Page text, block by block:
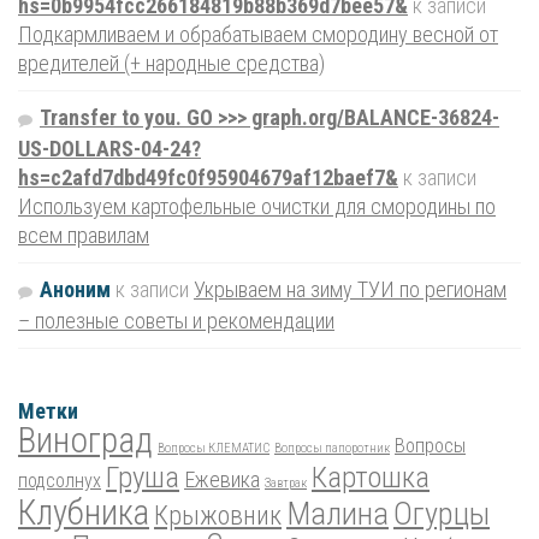
Подкармливаем и обрабатываем смородину весной от
вредителей (+ народные средства)
Transfer to you. GO >>> graph.org/BALANCE-36824-
US-DOLLARS-04-24?
hs=c2afd7dbd49fc0f95904679af12baef7& к записи
Используем картофельные очистки для смородины по
всем правилам
Аноним к записи Укрываем на зиму ТУИ по регионам
– полезные советы и рекомендации
Метки
Виноград Вопросы КЛЕМАТИС Вопросы папоротник Вопросы
подсолнух Груша Ежевика Завтрак Картошка
Клубника Крыжовник Малина Огурцы